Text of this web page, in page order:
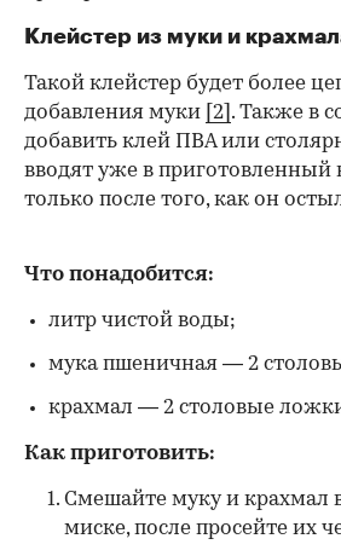
Клейстер из муки и
Такой клейстер будет более
добавления муки [2] . Также в
добавить клей ПВА или
вводят уже в приготовленный
только после того, как он
Что понадобится:
литр чистой воды;
мука пшеничная — 2
крахмал — 2 столовые
Как приготовить:
Смешайте муку и крахмал
миске, после просейте их